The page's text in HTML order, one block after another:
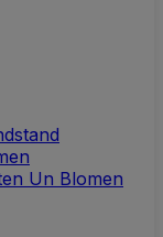
Un Blomen